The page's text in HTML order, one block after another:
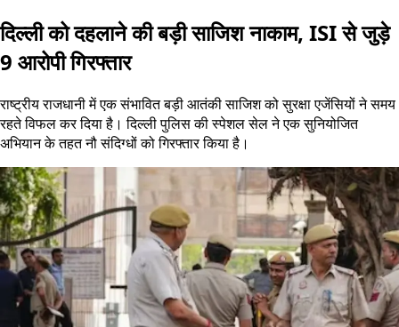
दिल्ली को दहलाने की बड़ी साजिश नाकाम, ISI से जुड़े
9 आरोपी गिरफ्तार
राष्ट्रीय राजधानी में एक संभावित बड़ी आतंकी साजिश को सुरक्षा एजेंसियों ने समय
रहते विफल कर दिया है। दिल्ली पुलिस की स्पेशल सेल ने एक सुनियोजित
अभियान के तहत नौ संदिग्धों को गिरफ्तार किया है।